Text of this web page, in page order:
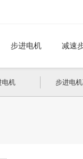
步进电机
机
减速
偏心齿轮减速步
电机 步进电